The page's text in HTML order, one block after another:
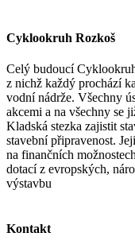
Cyklookruh Rozkoš
Celý budoucí
z nichž každý prochází
vodní nádrže. Všechny
akcemi a na všechny se
Kladská stezka zajistit
stavební připravenost.
na finančních
dotací z evropských,
výstavbu
Kontakt